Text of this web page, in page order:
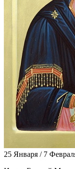
25 Января / 7